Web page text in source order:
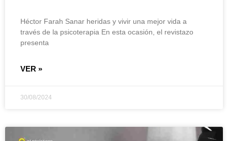
Héctor Farah Sanar heridas y vivir una mejor vida a
través de la psicoterapia En esta ocasión, el revistazo
presenta
VER »
30/08/2024